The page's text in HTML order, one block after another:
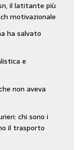
il latitante più
motivazionale
ha salvato
e
non aveva
chi sono i
il trasporto